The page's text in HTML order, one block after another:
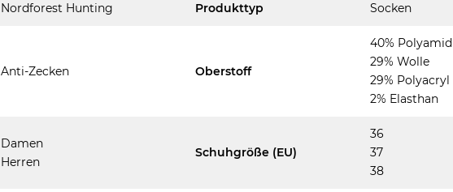
Nordforest Hunting Produkttyp Socken
Anti-Zecken Oberstoff
40% Polyamid
29% Wolle
29% Polyacryl
2% Elasthan
Damen
Herren
Schuhgröße (EU)
36
37
38